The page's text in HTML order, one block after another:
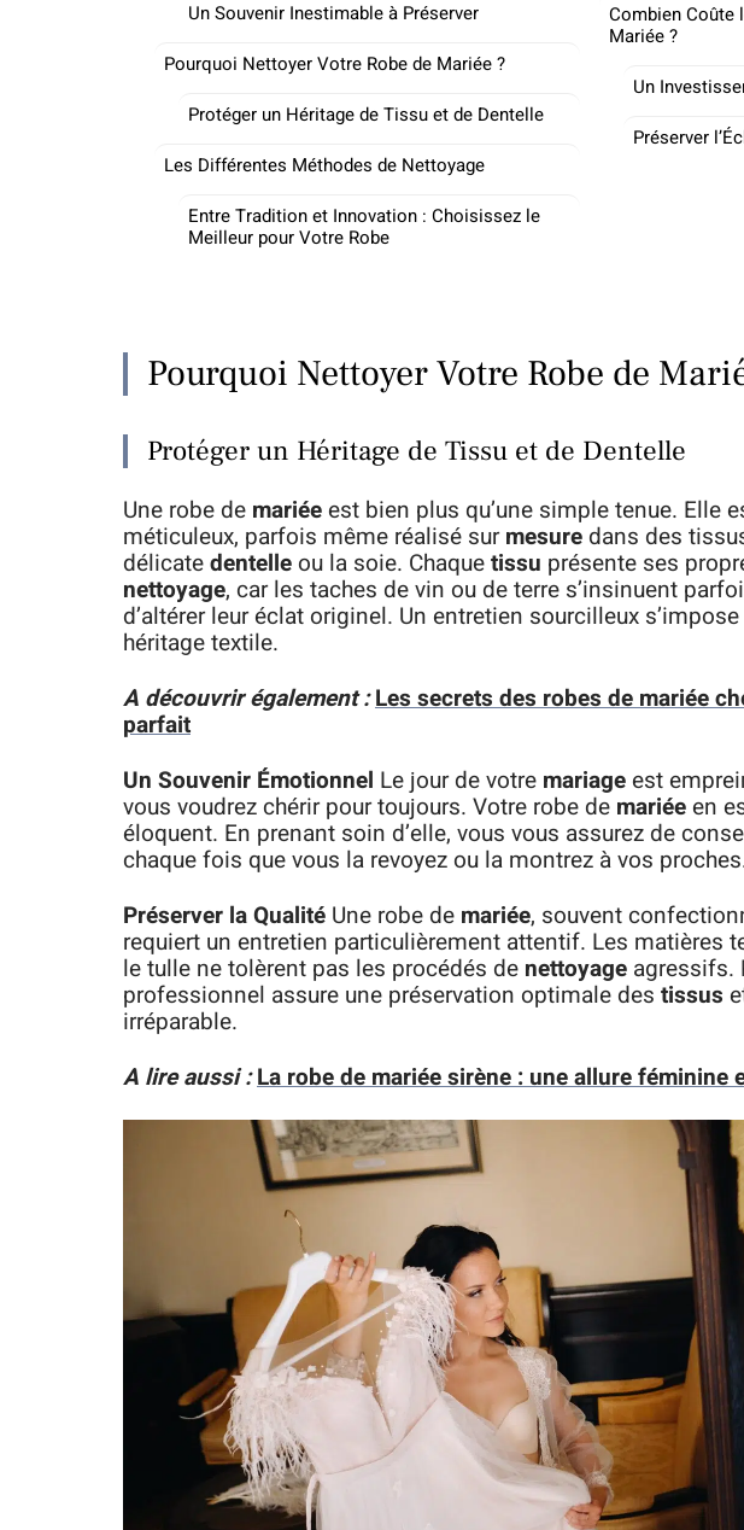
Un Souvenir Inestimable à Préserver
Pourquoi Nettoyer Votre Robe de Mariée ?
Protéger un Héritage de Tissu et de Dentelle
Les Différentes Méthodes de Nettoyage
Entre Tradition et Innovation : Choisissez le
Meilleur pour Votre Robe
Combien Coûte
Mariée ?
Un
Préserver
Pourquoi Nettoyer Votre Robe de
Protéger un Héritage de Tissu et de Dentelle
Une robe de mariéeest bien plus qu’une simple tenue. Elle
méticuleux, parfois même réalisé surmesure dans des
délicatedentelle ou la soie. Chaquetissu présente ses
nettoyage, car les taches de vin ou de terre s’insinuent
d’altérer leur éclat originel. Un entretien sourcilleux
héritage textile.
A découvrir également :Les secrets des robes de mariée
parfait
Un Souvenir Émotionnel Le jour de votre mariageest
vous voudrez chérir pour toujours. Votre robe de mariéeen
éloquent. En prenant soin d’elle, vous vous assurez de
chaque fois que vous la revoyez ou la montrez à vos
Préserver la Qualité Une robe de mariée, souvent
requiert un entretien particulièrement attentif. Les matières
le tulle ne tolèrent pas les procédés de nettoyage agressifs.
professionnel assure une préservation optimale des tissus
irréparable.
A lire aussi :La robe de mariée sirène : une allure féminine